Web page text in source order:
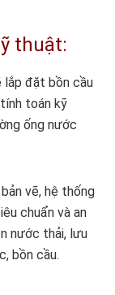
thuật:
lắp đặt bồn cầu
toán kỹ
ống nước
vẽ, hệ thống
chuẩn và an
nước thải, lưu
bồn cầu.